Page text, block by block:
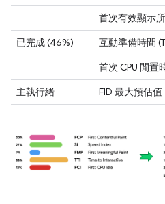
首次有效顯示
已完成 (46%)
互動準備時間
首次 CPU 閒置
主執行緒
FID 最大預估值